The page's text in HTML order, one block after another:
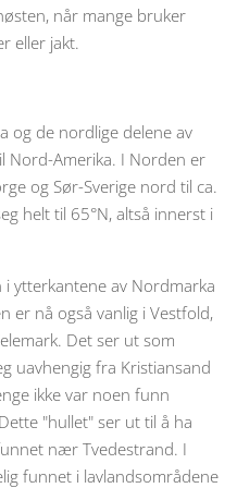
når mange bruker
eller jakt.
og de nordlige delene av
Nord-Amerika. I Norden er
og Sør-Sverige nord til ca.
helt til 65°N, altså innerst i
ytterkantene av Nordmarka
er nå også vanlig i Vestfold,
Det ser ut som
uavhengig fra Kristiansand
ikke var noen funn
"hullet" ser ut til å ha
nær Tvedestrand. I
funnet i lavlandsområdene